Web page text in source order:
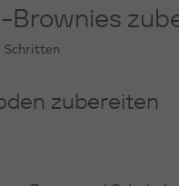
Schritten
zubereiten